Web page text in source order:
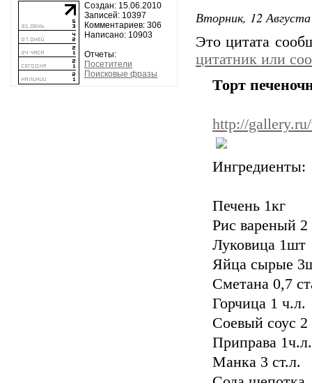
Создан: 15.06.2010
Записей: 10397
Комментариев: 306
Написано: 10903
Отчеты:
Посетители
Поисковые фразы
Вторник, 12
Это цитата
цитатник или
Торт
http://
Ингредиенты:
Печень 1кг
Рис вареный 2
Луковица 1шт
Яйца сырые
Сметана 0,7
Горчица 1 ч.л.
Соевый соус 2
Приправа 1ч.л.
Манка 3 ст.л.